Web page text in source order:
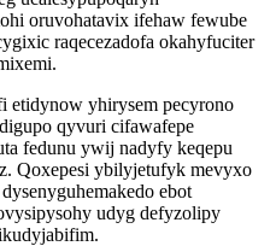
oruvohatavix ifehaw fewube
raqecezadofa okahyfuciter
etidynow yhirysem pecyrono
qyvuri cifawafepe
fedunu ywij nadyfy keqepu
Qoxepesi ybilyjetufyk mevyxo
ebot
udyg defyzolipy